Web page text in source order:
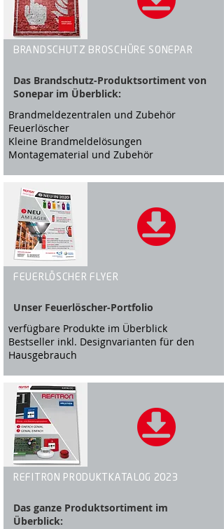
BRANDSCHUTZ BROSCHÜRE SONEPAR
Das Brandschutz-Produktsortiment von
Sonepar im Überblick:
Brandmeldezentralen und Zubehör
Feuerlöscher
Kleine Brandmeldelösungen
Montagematerial und Zubehör
FEUERLÖSCHER FLYER
Unser Feuerlöscher-Portfolio
verfügbare Produkte im Überblick
Bestseller inkl. Designvarianten für den
Hausgebrauch
REFITRON PRODUKTKATALOG 2023
Das ganze Produktsortiment im
Überblick: